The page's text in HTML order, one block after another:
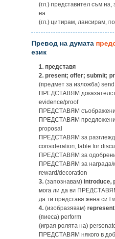
(гл.) представител съм
на
(гл.) цитирам, лансирам,
Превод на думата
език
1. представя
2. present; offer; submit;
(предмет за изложба)
ПРЕДСТАВЯМ
evidence/proof
ПРЕДСТАВЯМ
ПРЕДСТАВЯМ
proposal
ПРЕДСТАВЯМ за
consideration; table for
ПРЕДСТАВЯМ за
ПРЕДСТАВЯМ за награда/
reward/decoration
3. (запознавам) introduce,
мога ли да ви
да ти представя жена си I
4. (изобразявам)
(пиеса) perform
(играя ролята на)
ПРЕДСТАВЯМ някого в